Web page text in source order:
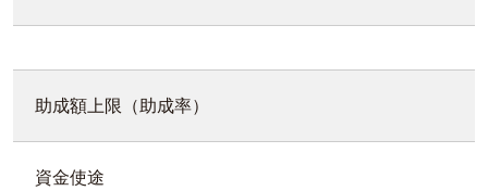
助成額上限（助成率）
資金使途